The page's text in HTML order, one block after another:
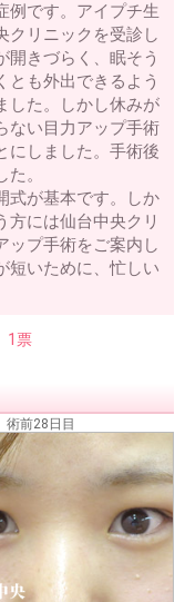
例です。アイプチ生
クリニックを受診し
開きづらく、眠そう
とも外出できるよう
した。しかし休みが
ない目力アップ手術
にしました。手術後
。
式が基本です。しか
方には仙台中央クリ
ップ手術をご案内し
短いために、忙しい
1票
術前28日目